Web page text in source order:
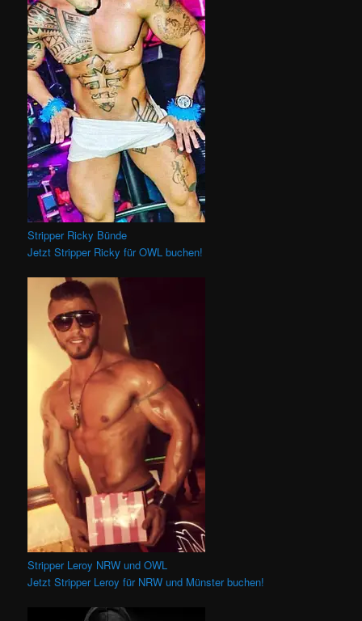
Stripper Ricky Bünde
Jetzt Stripper Ricky für OWL buchen!
Stripper Leroy NRW und OWL
Jetzt Stripper Leroy für NRW und Münster buchen!